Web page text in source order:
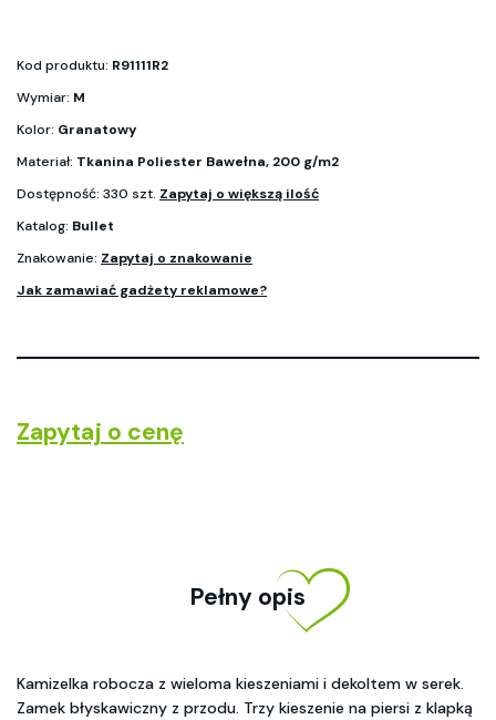
Kod produktu: R91111R2
Wymiar: M
Kolor: Granatowy
Materiał: Tkanina Poliester Bawełna, 200 g/m2
Dostępność: 330 szt. Zapytaj o większą ilość
Katalog: Bullet
Znakowanie: Zapytaj o znakowanie
Jak zamawiać gadżety reklamowe?
Zapytaj o cenę
Pełny opis
Kamizelka robocza z wieloma kieszeniami i dekoltem w serek.
Zamek błyskawiczny z przodu. Trzy kieszenie na piersi z klapką